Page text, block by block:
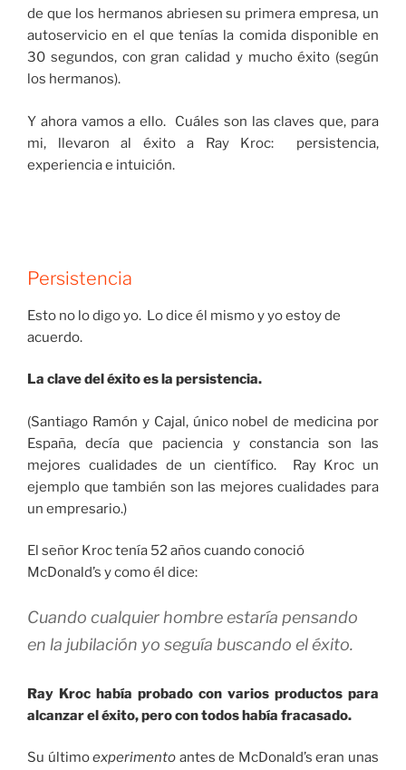
de que los hermanos abriesen su primera empresa, un
autoservicio en el que tenías la comida disponible en
30 segundos, con gran calidad y mucho éxito (según
los hermanos).
Y ahora vamos a ello. Cuáles son las claves que, para
mi, llevaron al éxito a Ray Kroc: persistencia,
experiencia e intuición.
Persistencia
Esto no lo digo yo. Lo dice él mismo y yo estoy de
acuerdo.
La clave del éxito es la persistencia.
(Santiago Ramón y Cajal, único nobel de medicina por
España, decía que paciencia y constancia son las
mejores cualidades de un científico. Ray Kroc un
ejemplo que también son las mejores cualidades para
un empresario.)
El señor Kroc tenía 52 años cuando conoció
McDonald’s y como él dice:
Cuando cualquier hombre estaría pensando
en la jubilación yo seguía buscando el éxito.
Ray Kroc había probado con varios productos para
alcanzar el éxito, pero con todos había fracasado.
Su últimoexperimento antes de McDonald’s eran unas